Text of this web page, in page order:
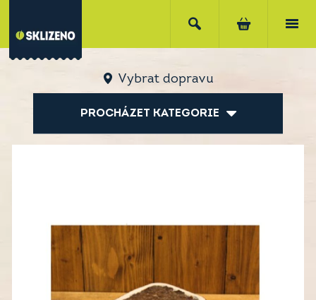
Vybrat dopravu
PROCHÁZET KATEGORIE